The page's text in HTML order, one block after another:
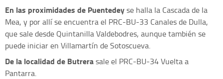
En las proximidades de Puentedeyse halla la Cascada de la
Mea, y por allí se encuentra el PRC-BU-33 Canales de Dulla,
que sale desde Quintanilla Valdebodres, aunque también se
puede iniciar en Villamartín de Sotoscueva.
De la localidad de Butrerasale el PRC-BU-34 Vuelta a
Pantarra.